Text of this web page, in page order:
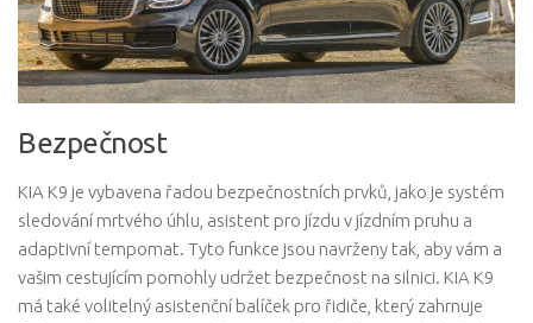
Bezpečnost
KIA K9 je vybavena řadou bezpečnostních prvků, jako je systém
sledování mrtvého úhlu, asistent pro jízdu v jízdním pruhu a
adaptivní tempomat. Tyto funkce jsou navrženy tak, aby vám a
vašim cestujícím pomohly udržet bezpečnost na silnici. KIA K9
má také volitelný asistenční balíček pro řidiče, který zahrnuje